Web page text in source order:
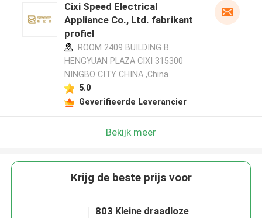
Cixi Speed Electrical
Appliance Co., Ltd. fabrikant
profiel
ROOM 2409 BUILDING B
HENGYUAN PLAZA CIXI 315300
NINGBO CITY CHINA ,China
5.0
Geverifieerde Leverancier
Bekijk meer
Krijg de beste prijs voor
803 Kleine draadloze